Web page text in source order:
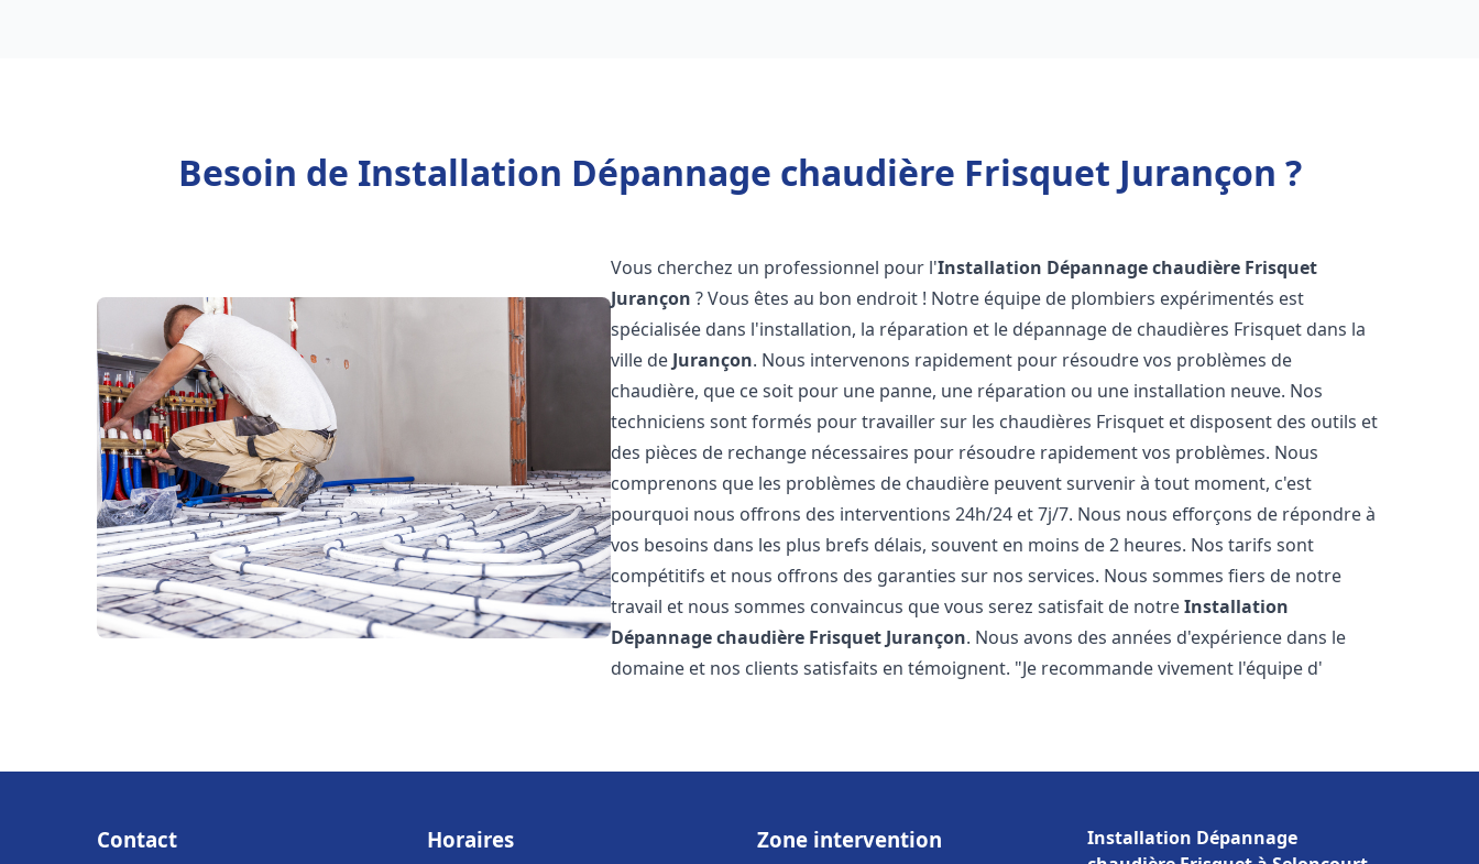
Besoin de Installation Dépannage chaudière Frisquet Jurançon ?
Vous cherchez un professionnel pour l'Installation Dépannage chaudière Frisquet
Jurançon ? Vous êtes au bon endroit ! Notre équipe de plombiers expérimentés est
spécialisée dans l'installation, la réparation et le dépannage de chaudières Frisquet dans la
ville de Jurançon. Nous intervenons rapidement pour résoudre vos problèmes de
chaudière, que ce soit pour une panne, une réparation ou une installation neuve. Nos
techniciens sont formés pour travailler sur les chaudières Frisquet et disposent des outils et
des pièces de rechange nécessaires pour résoudre rapidement vos problèmes. Nous
comprenons que les problèmes de chaudière peuvent survenir à tout moment, c'est
pourquoi nous offrons des interventions 24h/24 et 7j/7. Nous nous efforçons de répondre à
vos besoins dans les plus brefs délais, souvent en moins de 2 heures. Nos tarifs sont
compétitifs et nous offrons des garanties sur nos services. Nous sommes fiers de notre
travail et nous sommes convaincus que vous serez satisfait de notreInstallation
Dépannage chaudière Frisquet Jurançon. Nous avons des années d'expérience dans le
domaine et nos clients satisfaits en témoignent. "Je recommande vivement l'équipe d'
Contact Horaires Zone intervention
Installation Dépannage